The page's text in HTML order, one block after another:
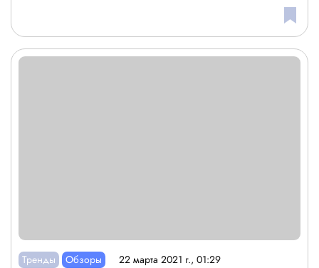
Тренды Обзоры 22 марта 2021 г., 01:29